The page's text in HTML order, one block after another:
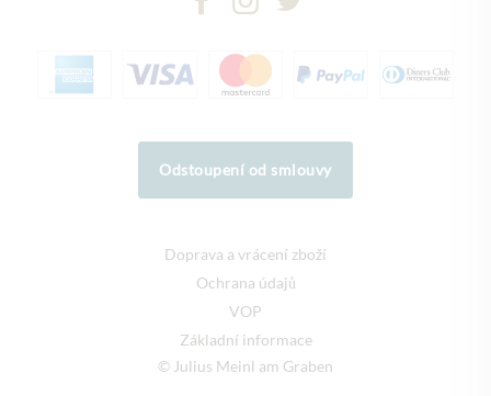
Odstoupení od smlouvy
Doprava a vrácení zboží
Ochrana údajů
VOP
Základní informace
© Julius Meinl am Graben